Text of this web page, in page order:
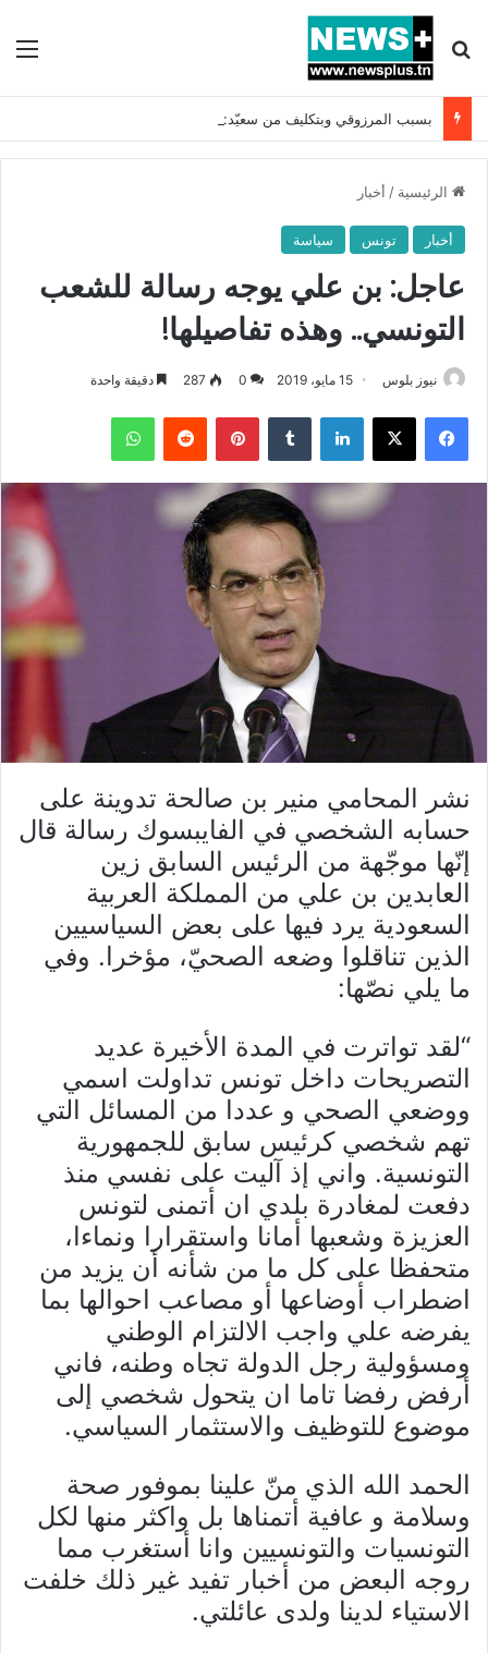
بحث عن
الرئيسية / أخبار
أخبار تونس سياسة
عاجل: بن علي يوجه رسالة للشعب
التونسي.. وهذه تفاصيلها!
نيوز بلوس 15 مايو، 2019 0
287 دقيقة واحدة
فيسبوك X لينكدإن بينتيريست واتساب
نشر المحامي منير بن صالحة تدوينة على
حسابه الشخصي في الفايبسوك رسالة قال
إنّها موجّهة من الرئيس السابق زين
العابدين بن علي من المملكة العربية
السعودية يرد فيها على بعض السياسيين
الذين تناقلوا وضعه الصحيّ، مؤخرا. وفي
ما يلي نصّها:
“لقد تواترت في المدة الأخيرة عديد
التصريحات داخل تونس تداولت اسمي
ووضعي الصحي و عددا من المسائل التي
تهم شخصي كرئيس سابق للجمهورية
التونسية. واني إذ آليت على نفسي منذ
دفعت لمغادرة بلدي ان أتمنى لتونس
العزيزة وشعبها أمانا واستقرارا ونماءا،
متحفظا على كل ما من شأنه أن يزيد من
اضطراب أوضاعها أو مصاعب احوالها بما
يفرضه علي واجب الالتزام الوطني
ومسؤولية رجل الدولة تجاه وطنه، فاني
أرفض رفضا تاما ان يتحول شخصي إلى
موضوع للتوظيف والاستثمار السياسي.
الحمد الله الذي منّ علينا بموفور صحة
وسلامة و عافية أتمناها بل واكثر منها لكل
التونسيات والتونسيين وانا أستغرب مما
روجه البعض من أخبار تفيد غير ذلك خلفت
الاستياء لدينا ولدى عائلتي.